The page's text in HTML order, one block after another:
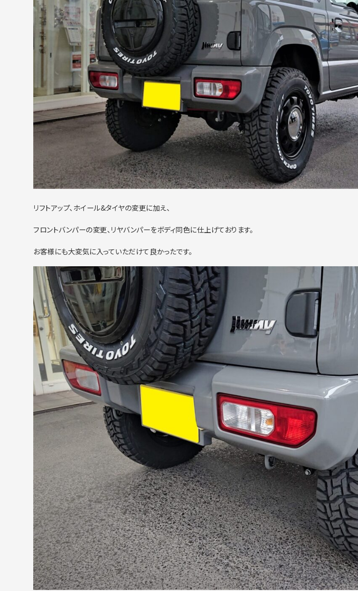
リフトアップ、ホイール&タイヤの変更に加え、
フロントバンパーの変更、リヤバンパーをボディ同色に仕上げております。
お客様にも大変気に入っていただけて良かったです。